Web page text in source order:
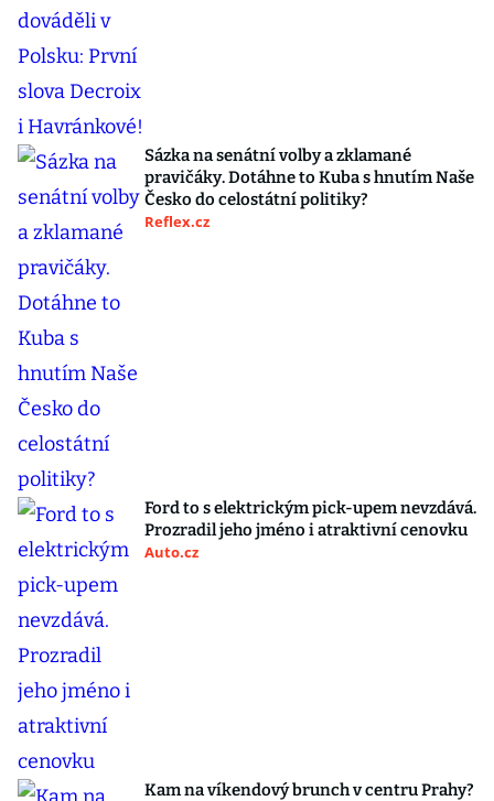
Sázka na senátní volby a zklamané
pravičáky. Dotáhne to Kuba s hnutím Naše
Česko do celostátní politiky?
Reflex.cz
Ford to s elektrickým pick-upem nevzdává.
Prozradil jeho jméno i atraktivní cenovku
Auto.cz
Kam na víkendový brunch v centru Prahy?